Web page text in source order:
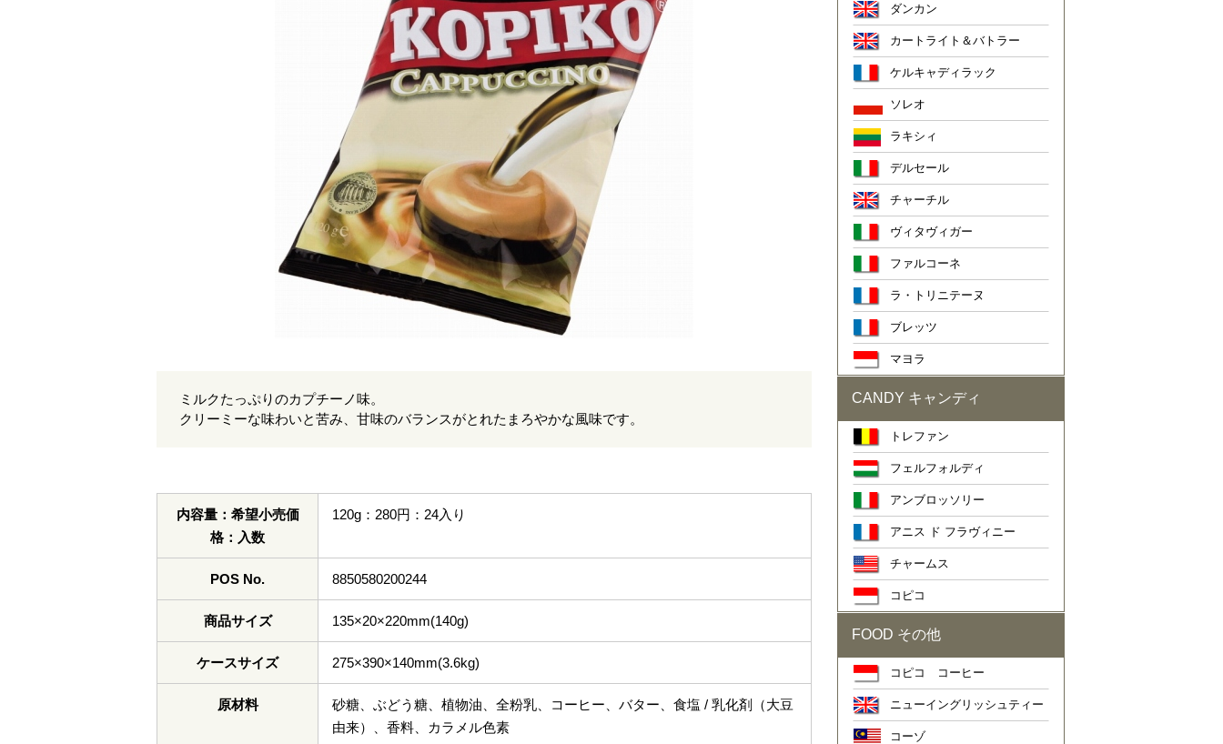
ミルクたっぷりのカプチーノ味。
クリーミーな味わいと苦み、甘味のバランスがとれたまろやかな風味です。
内容量：希望小売価
格：入数
120g：280円：24入り
POS No. 8850580200244
商品サイズ 135×20×220mm(140g)
ケースサイズ 275×390×140mm(3.6kg)
原材料
砂糖、ぶどう糖、植物油、全粉乳、コーヒー、バター、食塩 / 乳化剤（大豆
由来）、香料、カラメル色素
ダンカン
カートライト＆バトラー
ケルキャディラック
ソレオ
ラキシィ
デルセール
チャーチル
ヴィタヴィガー
ファルコーネ
ラ・トリニテーヌ
ブレッツ
マヨラ
CANDY キャンディ
トレファン
フェルフォルディ
アンブロッソリー
アニス ド フラヴィニー
チャームス
コピコ
FOOD その他
コピコ コーヒー
ニューイングリッシュティー
コーゾ